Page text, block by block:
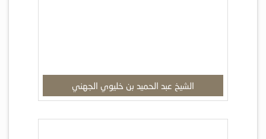
الشيخ عبد الحميد بن خليوي الجهني